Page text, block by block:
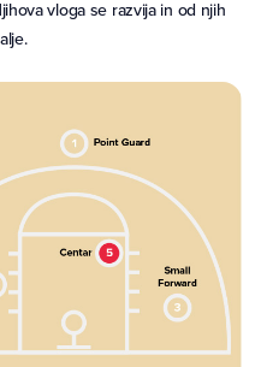
vloga se razvija in od njih